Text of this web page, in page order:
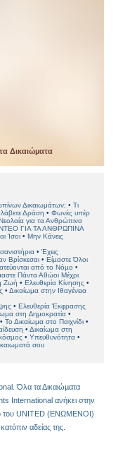
Δικαιώµατα
Δικαιωμάτων;
Τι
Δράση
Φωνές υπέρ
για τα Ανθρώπινα
ΓΙΑ ΤΑ ΑΝΘΡΩΠΙΝΑ
Ίσοι
Μην Κάνεις
Έχεις
Βρίσκεσαι
Είµαστε Όλοι
από το Νόµο
Πάντα Αθώοι Μέχρι
Ζωή
Ελευθερία Κίνησης
Δικαίωµα στην Ιθαγένεια
Ελευθερία Έκφρασης
στη ∆ηµοκρατία
Το Δικαίωµα στο Παιχνίδι
Δικαίωμα στη
Υπευθυνότητα
σου
Όλα τα Δικαιώµατα
International ανήκει στην
του UNITED (ΕΝΩΜΕΝΟΙ)
αδείας της.